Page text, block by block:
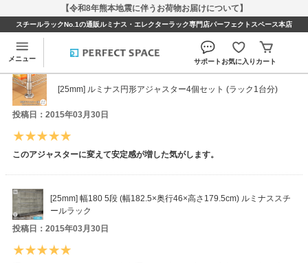
【令和8年熊本地震に伴うお荷物お届けについて】
スチールラックNo.1の通販ルミナス・エレクターラック専門店パーフェクトスペース本店
メニュー サポートお気に入り カート
パユカさんのレビュー
[25mm] ルミナス円形アジャスター4個セット (ラック1台分)
投稿日：2015年03月30日
このアジャスターに変えて安定感が増した気がします。
[25mm] 幅180 5段 (幅182.5×奥行46×高さ179.5cm) ルミナススチ
ールラック
投稿日：2015年03月30日